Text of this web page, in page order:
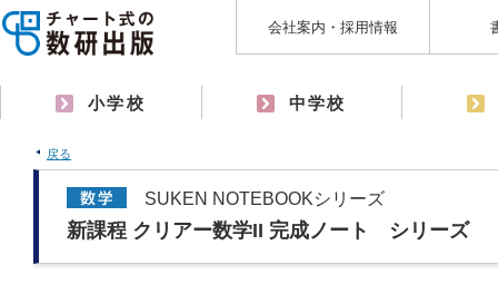
会社案内・採用情報
小学校 中学校
戻る
SUKEN NOTEBOOKシリーズ
新課程 クリアー数学II 完成ノート シリーズ